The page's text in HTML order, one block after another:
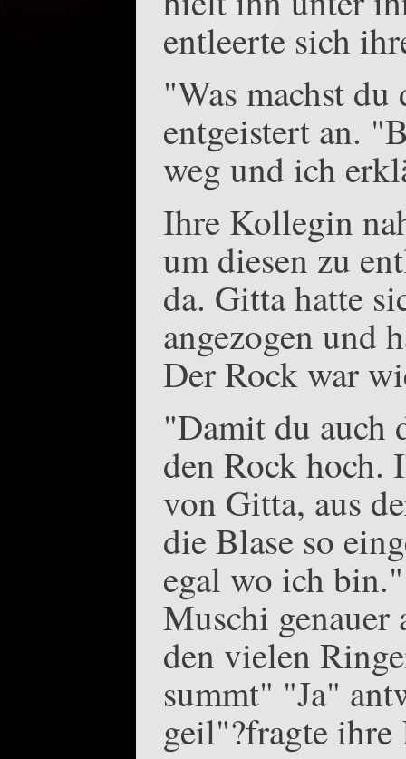
entleerte sich
"Was machst
entgeistert an.
weg und ich
Ihre Kollegin
um diesen zu
da. Gitta hatte
angezogen und
Der Rock war
"Damit du auch
den Rock hoch.
von Gitta, aus
die Blase so
egal wo ich
Muschi genauer
den vielen
summt" "Ja"
geil"?fragte